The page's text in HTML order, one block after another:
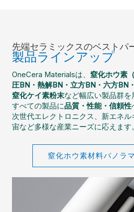
先端セラミックスのベストパ
製品ラインアップ
OneCera Materialsは、 窒化ホウ素
圧BN・熱解BN・立方BN・六方BN
窒化ケイ素粉末など幅広い製品群を
すべての製品に品質・性能・信頼性
次世代エレクトロニクス、新エネ
宙など多様な産業ニーズに応えます。
窒化ホウ素材料パノラ